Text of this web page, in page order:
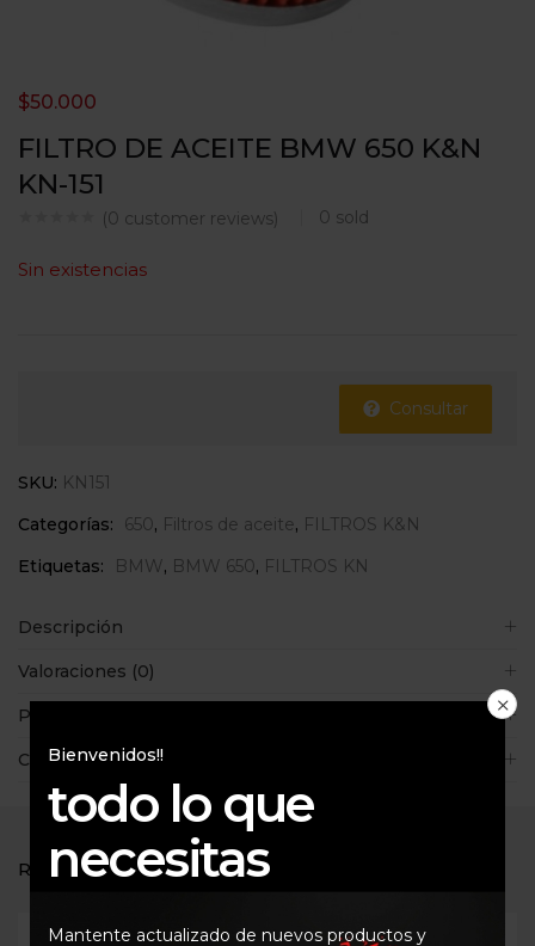
FILTRO DE ACEITE BMW 650 K&N
KN-151
(0 customer reviews) 0 sold
$50.000
Sin existencias
Consultar
SKU: KN151
Categorías:
650, Filtros de aceite, FILTROS K&N
Etiquetas:
BMW, BMW 650, FILTROS KN
Descripción
Valoraciones (0)
Políticas de la tienda
Consultas
RELATED PRODUCTS
Bienvenidos!!
todo lo que
necesitas
Mantente actualizado de nuevos productos y